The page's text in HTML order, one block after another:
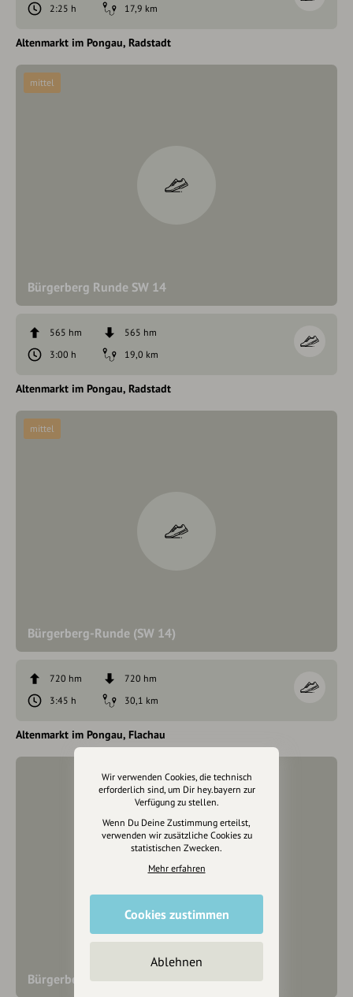
2:25 h
17,9 km
Altenmarkt im Pongau Radstadt
Bürgerberg Runde SW 14
mittel
565 hm
565 hm
3:00 h
19,0 km
Altenmarkt im Pongau Radstadt
Bürgerberg-Runde (SW 14)
mittel
720 hm
720 hm
3:45 h
30,1 km
Altenmarkt im Pongau Flachau
Bürgerberg-Rundtour Mountainbiken
Wir verwenden Cookies, die technisch
erforderlich sind, um Dir hey.bayern zur
Verfügung zu stellen.
Wenn Du Deine Zustimmung erteilst,
verwenden wir zusätzliche Cookies zu
statistischen Zwecken.
Mehr erfahren
Cookies zustimmen
Ablehnen